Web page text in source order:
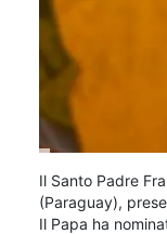
Il Santo Padre
(Paraguay),
Il Papa ha